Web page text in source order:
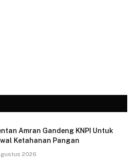
Amran Gandeng KNPI Untuk
Ketahanan Pangan
2026